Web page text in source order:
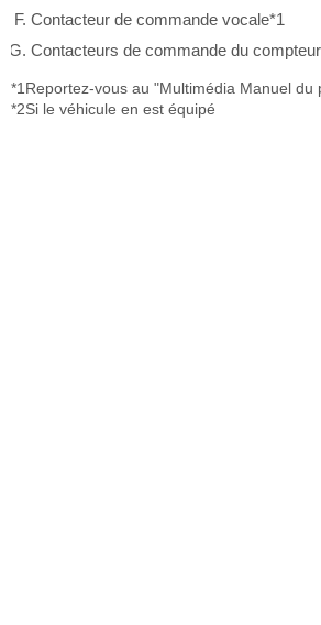
Contacteur de commande vocale*1
Contacteurs de commande du compteur
*1Reportez-vous au "Multimédia Manuel du
*2Si le véhicule en est équipé